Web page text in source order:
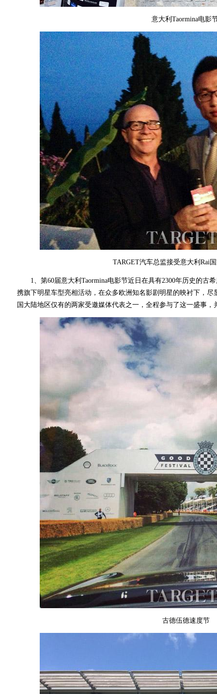
意大利Taormina电影
TARGET汽车总监接受意大利Rai
1、第60届意大利Taormina电影节近日在具有2300年历史的古
携旗下明星车型亮相活动，在众多欧洲知名影剧明星的映衬下，
国大陆地区仅有的两家受邀媒体代表之一，全程参与了这一盛事
古德伍德速度节